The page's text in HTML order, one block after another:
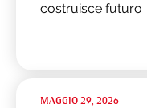
costruisce futuro
MAGGIO 29, 2026